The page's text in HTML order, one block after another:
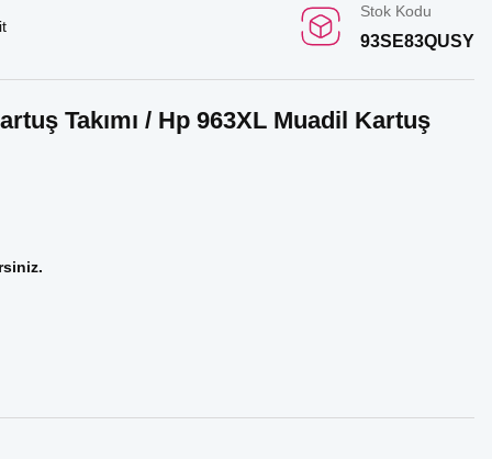
Stok Kodu
93SE83QUSY
Takımı / Hp 963XL Muadil Kartuş